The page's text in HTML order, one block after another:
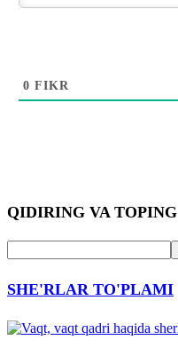
0 FIKR
QIDIRING VA TOPING
SHE'RLAR TO'PLAMI